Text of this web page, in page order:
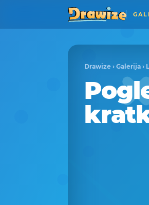
Drawize › Galerija ›